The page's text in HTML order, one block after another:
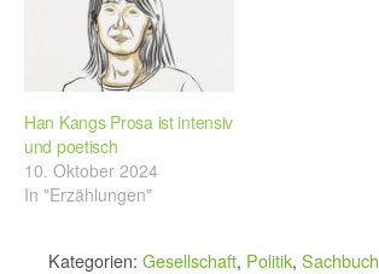
Han Kangs Prosa ist intensiv
und poetisch
10. Oktober 2024
In "Erzählungen"
Kategorien: Gesellschaft, Politik, Sachbuch